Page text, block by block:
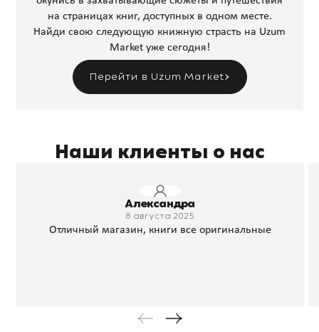
на страницах книг, доступных в одном месте.
Найди свою следующую книжную страсть на Uzum
Market уже сегодня!
Перейти в Uzum Market
Наши клиенты о нас
Александра
8 августа 2025
Отличный магазин, книги все оригинальные